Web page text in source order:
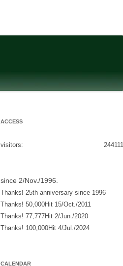
ACCESS
244111
visitors:
since 2/Nov./1996.
Thanks! 25th anniversary since 1996
Thanks! 50,000Hit 15/Oct./2011
Thanks! 77,777Hit 2/Jun./2020
Thanks! 100,000Hit 4/Jul./2024
CALENDAR